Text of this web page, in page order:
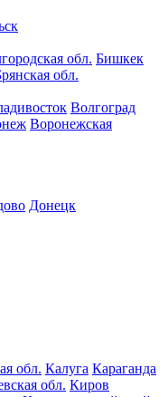
обл. Бишкек
обл.
Волгоград
Воронежская
Донецк
обл. Калуга Караганда
обл. Киров